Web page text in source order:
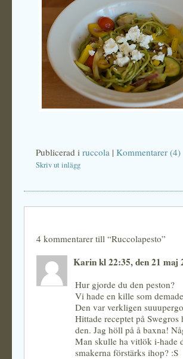
Publicerad i ruccola | Kommentarer (4)
Skriv ut inlägg
4 kommentarer till “Ruccolapesto”
Karin kl 22:35, den 21 maj
Hur gjorde du den peston?
Vi hade en kille som
Den var verkligen
Hittade receptet på
den. Jag höll på å baxna!
Man skulle ha vitlök i-hade
smakerna förstärks ihop? :S